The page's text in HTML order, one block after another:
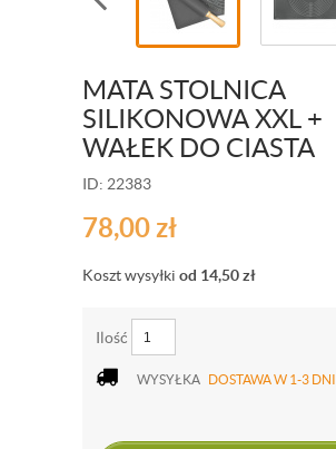
MATA STOLNICA
SILIKONOWA XXL +
WAŁEK DO CIASTA
ID: 22383
78,00zł
Koszt wysyłki od 14,50zł
Ilość
WYSYŁKA DOSTAWA W 1-3 DNI